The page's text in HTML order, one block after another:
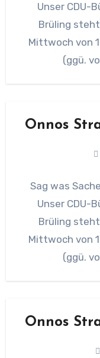
Unser CDU-
Brüling
Mittwoch von
(ggü.
Onnos
Sag was
Unser CDU-
Brüling
Mittwoch von
(ggü.
Onnos